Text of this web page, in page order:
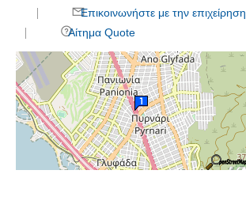
Επικοινωνήστε με την επιχείρηση
Αίτημα Quote